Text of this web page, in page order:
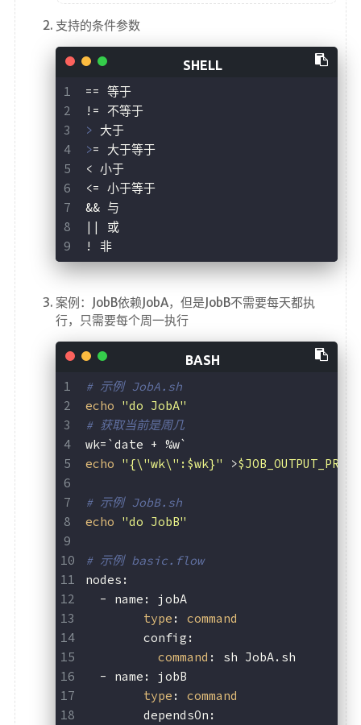
支持的条件参数
== 等于
!= 不等于
> 大于
>= 大于等于
< 小于
<= 小于等于
&& 与
|| 或
! 非
案例：JobB依赖JobA，但是JobB不需要每天都执
行，只需要每个周一执行
# 示例 JobA.sh
echo "do JobA"
# 获取当前是周几
wk=`date + %w`
echo "{\"wk\": $wk}" >
# 示例 JobB.sh
echo "do JobB"
# 示例 basic.flow
nodes:
  - name: jobA
type : command
	config:
command : sh JobA.sh
  - name: jobB
type : command
	dependsOn: